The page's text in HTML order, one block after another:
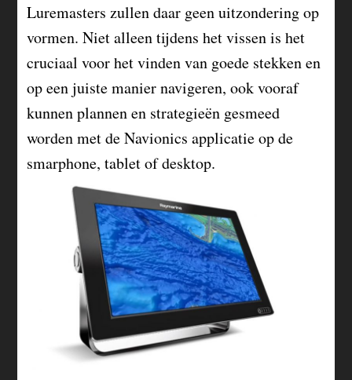
Luremasters zullen daar geen uitzondering op
vormen. Niet alleen tijdens het vissen is het
cruciaal voor het vinden van goede stekken en
op een juiste manier navigeren, ook vooraf
kunnen plannen en strategieën gesmeed
worden met de Navionics applicatie op de
smarphone, tablet of desktop.